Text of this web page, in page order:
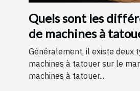
Quels sont les
de machines à
Généralement, il existe deux
machines à tatouer sur le
machines à tatouer...